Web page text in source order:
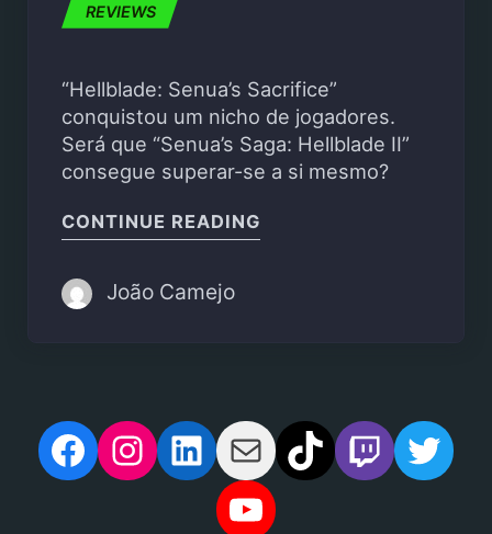
REVIEWS
“Hellblade: Senua’s Sacrifice”
conquistou um nicho de jogadores.
Será que “Senua’s Saga: Hellblade II”
consegue superar-se a si mesmo?
CONTINUE READING
João Camejo
Facebook
Instagram
LinkedIn
MailTikTokTwitch
YouTube